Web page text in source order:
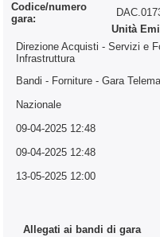
Codice/numero
gara:
Unità
Direzione Acquisti - Servizi e
Infrastruttura
Bandi - Forniture- Gara
Nazionale
09-04-2025 12:48
09-04-2025 12:48
13-05-2025 12:00
Allegati ai bandi di gara